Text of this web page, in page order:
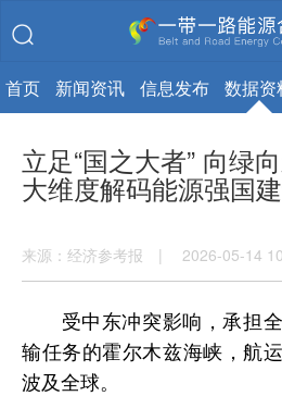
首页 新闻资讯 信息发布 数据资
立足“国之大者” 向
大维度解码能源强国
来源：经济参考报 | 2026-05-14
受中东冲突影响，承担
输任务的霍尔木兹海峡，航
波及全球。